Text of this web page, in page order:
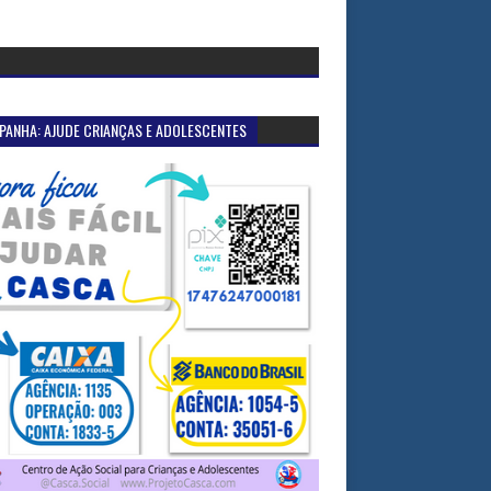
AJUDE CRIANÇAS E ADOLESCENTES